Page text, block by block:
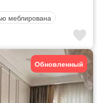
меблирована
Обновленный